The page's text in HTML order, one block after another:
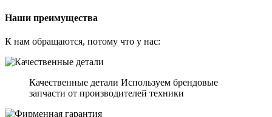
Наши преимущества
К нам обращаются, потому что у нас:
Качественные детали Используем брендовые
запчасти от производителей техники